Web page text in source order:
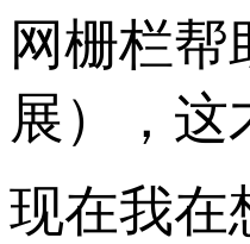
网栅栏
展），这
现在我在